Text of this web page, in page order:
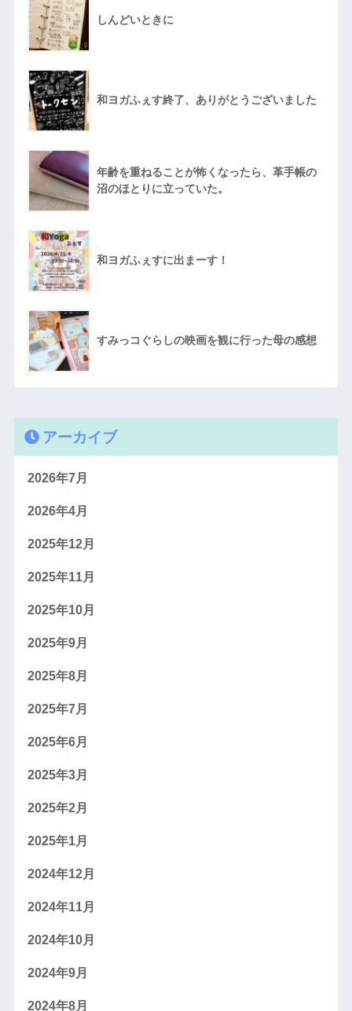
しんどいときに
和ヨガふぇす終了、ありがとうございました
年齢を重ねることが怖くなったら、革手帳の
沼のほとりに立っていた。
和ヨガふぇすに出まーす！
すみっコぐらしの映画を観に行った母の感想
アーカイブ
2026年7月
2026年4月
2025年12月
2025年11月
2025年10月
2025年9月
2025年8月
2025年7月
2025年6月
2025年3月
2025年2月
2025年1月
2024年12月
2024年11月
2024年10月
2024年9月
2024年8月